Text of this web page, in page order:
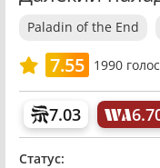
Paladin of the End
7.55 1990
7.03
Статус: